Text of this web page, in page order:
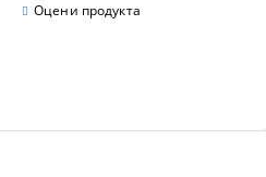
Оцени продукта